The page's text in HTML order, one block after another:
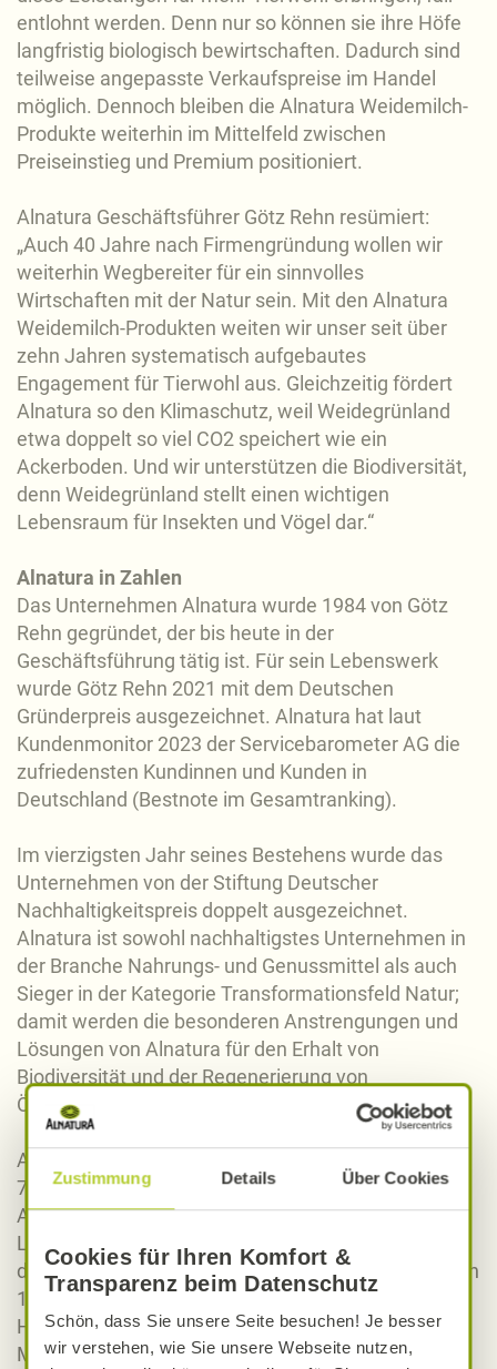
Zustimmung Details Über Cookies
Cookies für Ihren Komfort &
Transparenz beim Datenschutz
Schön, dass Sie unsere Seite besuchen! Je besser
wir verstehen, wie Sie unsere Webseite nutzen,
entlohnt werden. Denn nur so können sie ihre Höfe
langfristig biologisch bewirtschaften. Dadurch sind
teilweise angepasste Verkaufspreise im Handel
möglich. Dennoch bleiben die Alnatura Weidemilch-
Produkte weiterhin im Mittelfeld zwischen
Preiseinstieg und Premium positioniert.
Alnatura Geschäftsführer Götz Rehn resümiert:
„Auch 40 Jahre nach Firmengründung wollen wir
weiterhin Wegbereiter für ein sinnvolles
Wirtschaften mit der Natur sein. Mit den Alnatura
Weidemilch-Produkten weiten wir unser seit über
zehn Jahren systematisch aufgebautes
Engagement für Tierwohl aus. Gleichzeitig fördert
Alnatura so den Klimaschutz, weil Weidegrünland
etwa doppelt so viel CO2 speichert wie ein
Ackerboden. Und wir unterstützen die Biodiversität,
denn Weidegrünland stellt einen wichtigen
Lebensraum für Insekten und Vögel dar.“
Alnatura in Zahlen
Das Unternehmen Alnatura wurde 1984 von Götz
Rehn gegründet, der bis heute in der
Geschäftsführung tätig ist. Für sein Lebenswerk
wurde Götz Rehn 2021 mit dem Deutschen
Gründerpreis ausgezeichnet. Alnatura hat laut
Kundenmonitor 2023 der Servicebarometer AG die
zufriedensten Kundinnen und Kunden in
Deutschland (Bestnote im Gesamtranking).
Im vierzigsten Jahr seines Bestehens wurde das
Unternehmen von der Stiftung Deutscher
Nachhaltigkeitspreis doppelt ausgezeichnet.
Alnatura ist sowohl nachhaltigstes Unternehmen in
der Branche Nahrungs- und Genussmittel als auch
Sieger in der Kategorie Transformationsfeld Natur;
damit werden die besonderen Anstrengungen und
Lösungen von Alnatura für den Erhalt von
Biodiversität und der Regenerierung von
Ökosystemen gewürdigt.
Aktuell gibt es 152 Alnatura Super Natur Märkte in
74 Städten in 14 Bundesländern. Unter der Marke
Alnatura werden über 1.300 verschiedene Bio-
Lebensmittel produziert. Vertrieben werden diese in
den eigenen Alnatura Bio-Märkten und europaweit in
14 Ländern in rund 13.700 Filialen verschiedener
Handelspartner. Alnatura beschäftigt rund 3.530
Mitarbeiterinnen und Mitarbeiter, darunter 200